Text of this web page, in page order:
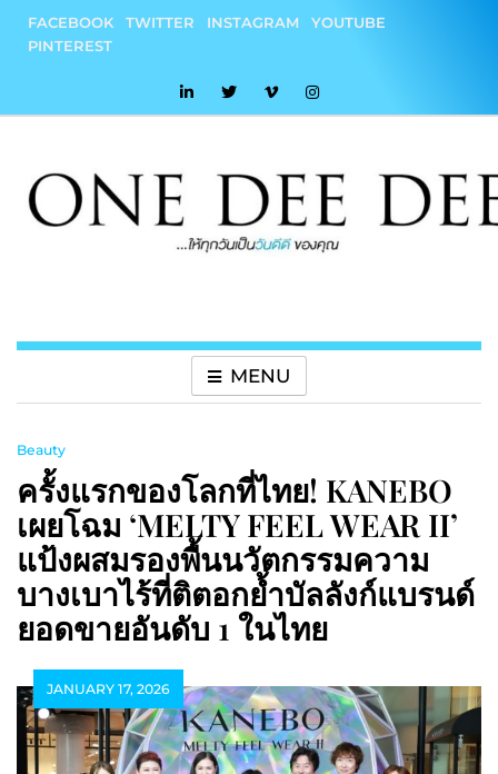
content
FACEBOOK TWITTER INSTAGRAM
YOUTUBE
PINTEREST
MENU
Beauty
ครั้งแรกของโลกที่ไทย! KANEBO
เผยโฉม ‘MELTY FEEL WEAR II’
แป้งผสมรองพื้นนวัตกรรมความ
บางเบาไร้ที่ติตอกย้ำบัลลังก์แบรนด์
ยอดขายอันดับ 1 ในไทย
JANUARY 17, 2026